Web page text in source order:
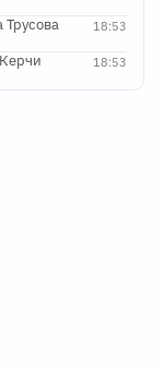
18:53
18:53